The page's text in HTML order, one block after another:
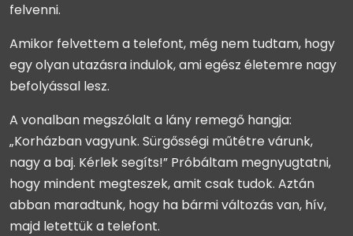
felvenni.
Amikor felvettem a telefont, még nem tudtam, hogy
egy olyan utazásra indulok, ami egész életemre nagy
befolyással lesz.
A vonalban megszólalt a lány remegő hangja:
„Korházban vagyunk. Sürgősségi műtétre várunk,
nagy a baj. Kérlek segíts!” Próbáltam megnyugtatni,
hogy mindent megteszek, amit csak tudok. Aztán
abban maradtunk, hogy ha bármi változás van, hív,
majd letettük a telefont.